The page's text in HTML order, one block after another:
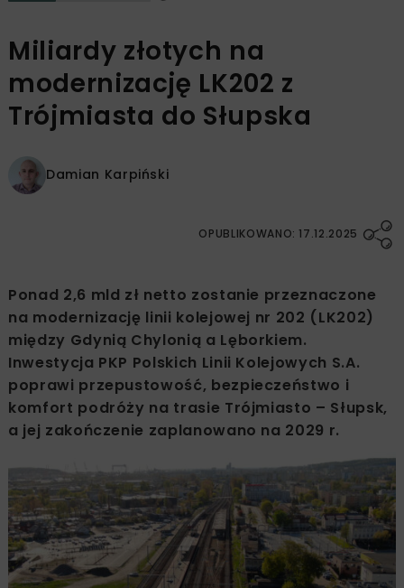
Miliardy złotych na
modernizację LK202 z
Trójmiasta do Słupska
Damian Karpiński
OPUBLIKOWANO: 17.12.2025
Ponad 2,6 mld zł netto zostanie przeznaczone
na modernizację linii kolejowej nr 202 (LK202)
między Gdynią Chylonią a Lęborkiem.
Inwestycja PKP Polskich Linii Kolejowych S.A.
poprawi przepustowość, bezpieczeństwo i
komfort podróży na trasie Trójmiasto – Słupsk,
a jej zakończenie zaplanowano na 2029 r.